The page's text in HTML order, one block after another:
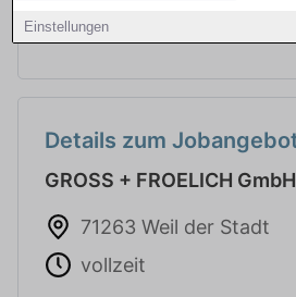
Einstellungen
Materialdisponent / Einkäufer
Details zum
GROSS + FROELICH
71263 Weil der Stadt
vollzeit